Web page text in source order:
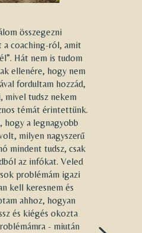
összegezni
a coaching-ról, amit
Hát nem is tudom
ellenére, hogy nem
fordultam hozzád,
mivel tudsz nekem
témát érintettünk.
hogy a legnagyobb
milyen nagyszerű
mindent tudsz, csak
az infókat. Veled
problémám igazi
kell keresnem és
ahhoz, hogyan
és kiégés okozta
- miután